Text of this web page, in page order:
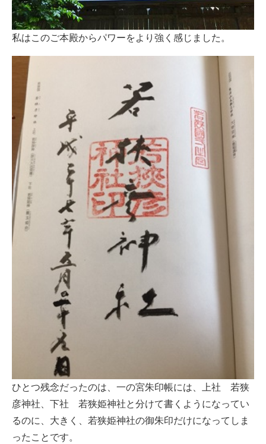
私はこのご本殿からパワーをより強く感じました。
ひとつ残念だったのは、一の宮朱印帳には、上社 若狭
彦神社、下社 若狭姫神社と分けて書くようになってい
るのに、大きく、若狭姫神社の御朱印だけになってしま
ったことです。